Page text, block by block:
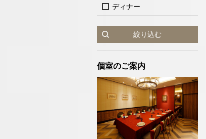
ディナー
絞り込む
個室のご案内
イタリア料
レ」
宿泊検
チェックイ
チェックイ